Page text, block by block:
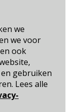
we
we voor
ook
gebruiken
Lees alle